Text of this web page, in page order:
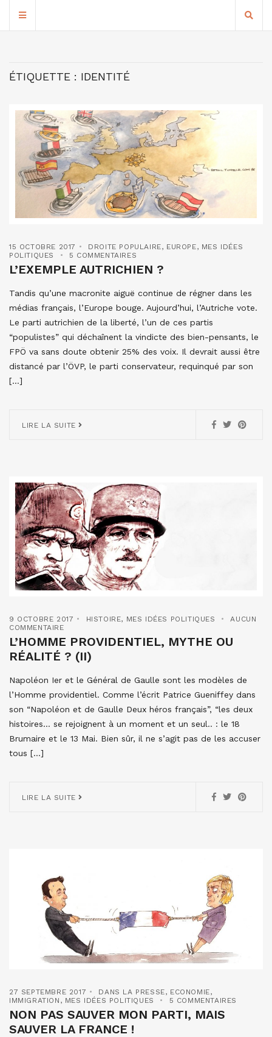
ÉTIQUETTE : IDENTITÉ
15 OCTOBRE 2017 DROITE POPULAIRE, EUROPE, MES IDÉES
POLITIQUES
5 COMMENTAIRES
L’EXEMPLE AUTRICHIEN ?
Tandis qu’une macronite aiguë continue de régner dans les
médias français, l’Europe bouge. Aujourd’hui, l’Autriche vote.
Le parti autrichien de la liberté, l’un de ces partis
“populistes” qui déchaînent la vindicte des bien-pensants, le
FPÖ va sans doute obtenir 25% des voix. Il devrait aussi être
distancé par l’ÖVP, le parti conservateur, requinqué par son
[…]
LIRE LA SUITE
9 OCTOBRE 2017 HISTOIRE, MES IDÉES POLITIQUES
AUCUN
COMMENTAIRE
L’HOMME PROVIDENTIEL, MYTHE OU
RÉALITÉ ? (II)
Napoléon Ier et le Général de Gaulle sont les modèles de
l’Homme providentiel. Comme l’écrit Patrice Gueniffey dans
son “Napoléon et de Gaulle Deux héros français”, “les deux
histoires… se rejoignent à un moment et un seul.. : le 18
Brumaire et le 13 Mai. Bien sûr, il ne s’agit pas de les accuser
tous […]
LIRE LA SUITE
27 SEPTEMBRE 2017 DANS LA PRESSE, ECONOMIE,
IMMIGRATION , MES IDÉES POLITIQUES 5 COMMENTAIRES
NON PAS SAUVER MON PARTI, MAIS
SAUVER LA FRANCE !